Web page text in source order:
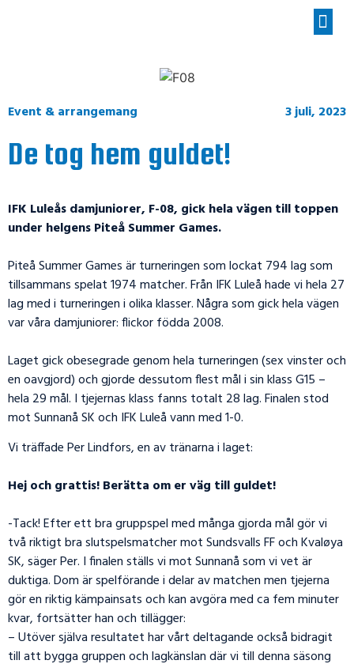
Event & arrangemang 3 juli, 2023
De tog hem guldet!
IFK Luleås damjuniorer, F-08, gick hela vägen till toppen
under helgens Piteå Summer Games.
Piteå Summer Games är turneringen som lockat 794 lag som
tillsammans spelat 1974 matcher. Från IFK Luleå hade vi hela 27
lag med i turneringen i olika klasser. Några som gick hela vägen
var våra damjuniorer: flickor födda 2008.
Laget gick obesegrade genom hela turneringen (sex vinster och
en oavgjord) och gjorde dessutom flest mål i sin klass G15 –
hela 29 mål. I tjejernas klass fanns totalt 28 lag. Finalen stod
mot Sunnanå SK och IFK Luleå vann med 1-0.
Vi träffade Per Lindfors, en av tränarna i laget:
Hej och grattis! Berätta om er väg till guldet!
-Tack! Efter ett bra gruppspel med många gjorda mål gör vi
två riktigt bra slutspelsmatcher mot Sundsvalls FF och Kvaløya
SK, säger Per. I finalen ställs vi mot Sunnanå som vi vet är
duktiga. Dom är spelförande i delar av matchen men tjejerna
gör en riktig kämpainsats och kan avgöra med ca fem minuter
kvar, fortsätter han och tillägger:
– Utöver själva resultatet har vårt deltagande också bidragit
till att bygga gruppen och lagkänslan där vi till denna säsong